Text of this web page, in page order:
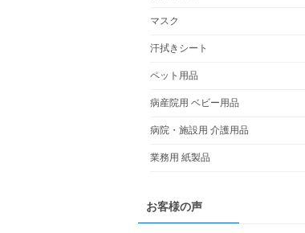
マスク
汗拭きシート
ペット用品
病産院用 ベビー用品
病院・施設用 介護用品
業務用 紙製品
お客様の声